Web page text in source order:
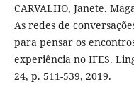
CARVALHO, Janete.
As redes de
para pensar os
experiência no IFES.
24, p. 511-539, 2019.